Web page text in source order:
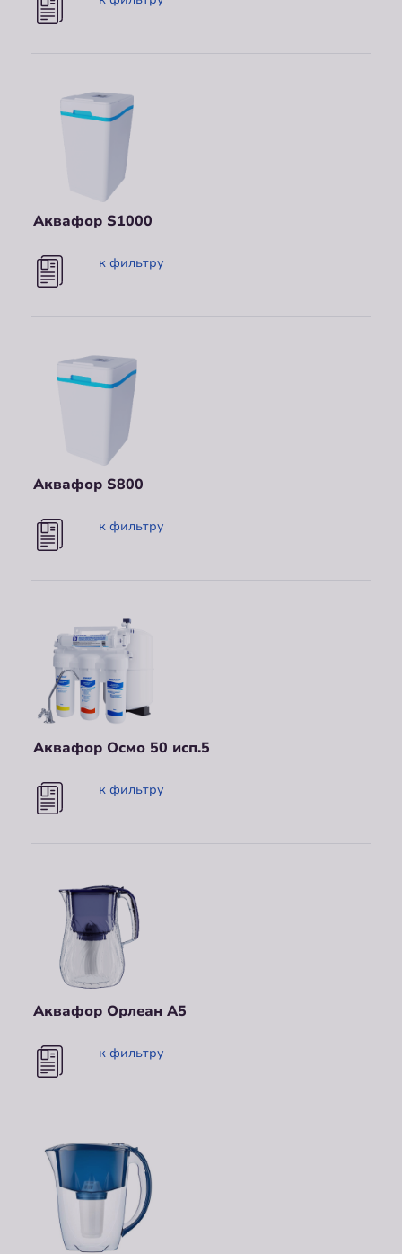
Аквафор S1000
к фильтру
Аквафор S800
к фильтру
Аквафор Осмо 50 исп.5
к фильтру
Аквафор Орлеан A5
к фильтру